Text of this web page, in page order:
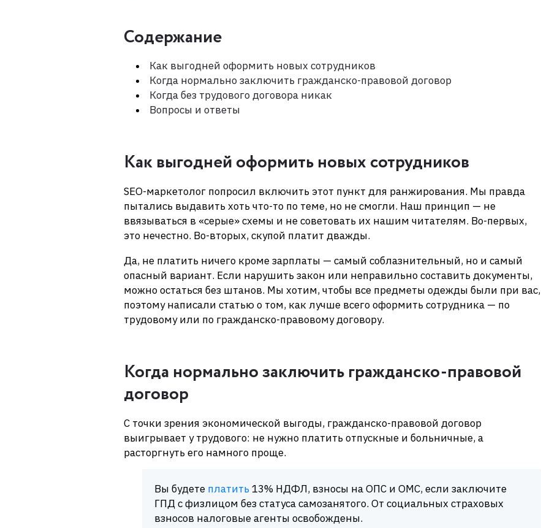
Содержание
Как выгодней оформить новых сотрудников
Когда нормально заключить гражданско-правовой договор
Когда без трудового договора никак
Вопросы и ответы
Как выгодней оформить новых сотрудников
SEO-маркетолог попросил включить этот пункт для ранжирования. Мы правда
пытались выдавить хоть что-то по теме, но не смогли. Наш принцип — не
ввязываться в «серые» схемы и не советовать их нашим читателям. Во-первых,
это нечестно. Во-вторых, скупой платит дважды.
Да, не платить ничего кроме зарплаты — самый соблазнительный, но и самый
опасный вариант. Если нарушить закон или неправильно составить документы,
можно остаться без штанов. Мы хотим, чтобы все предметы одежды были при вас,
поэтому написали статью о том, как лучше всего оформить сотрудника — по
трудовому или по гражданско-правовому договору.
Когда нормально заключить гражданско-правовой
договор
С точки зрения экономической выгоды, гражданско-правовой договор
выигрывает у трудового: не нужно платить отпускные и больничные, а
расторгнуть его намного проще.
Вы будете платить 13% НДФЛ, взносы на ОПС и ОМС, если заключите
ГПД с физлицом без статуса самозанятого. От социальных страховых
взносов налоговые агенты освобождены.